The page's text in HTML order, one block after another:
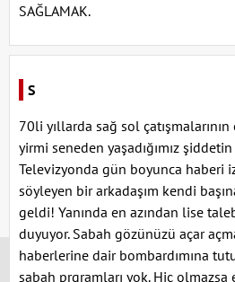
SAĞLAMAK.
S
70li yıllarda sağ sol
yirmi seneden yaşadığımız
Televizyonda gün boyunca haberi
söyleyen bir arkadaşım kendi
geldi! Yanında en azından lise
duyuyor. Sabah gözünüzü açar
haberlerine dair bombardımına
sabah prgramları yok. Hiç